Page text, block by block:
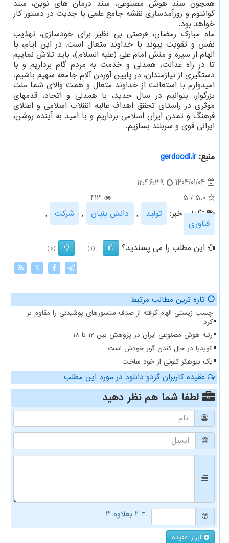
همچون سند هوش مصنوعی، سند درمان های نوین، سند
کوانتوم و روزآمدسازی نقشه جامع علمی با جدیت در دستور کار
خواهد بود.
ماه مبارک رمضان، فرصتی بی نظیر برای خودسازی، تهذیب
نفس و تقویت پیوند با خداوند متعال است. در این ایام، با
الهام از سیره و منش امام علی (علیه السلام)، باید تلاش نماییم
تا در راه عدالت، همدلی و خدمت به مردم گام برداریم و با
دستگیری از نیازمندان، در پایین آوردن آلام جامعه سهیم باشیم.
امیدوارم با استعانت از خداوند متعال و همت والای شما ملت
بزرگوار، بتوانیم در سال جدید، با همدلی و اتحاد، قدمهای
موثری در راستای تحقق اهداف عالیه انقلاب اسلامی و اعتلای
فرهنگ و تمدن ایران اسلامی برداریم و با امید به آینده روشن،
ایرانی قوی و سربلند بسازیم.
منبع:gerdoodl.ir
1404/01/04
12:46:39
5.0
/
5
413
تگهای خبر:
تولید , دانش بنیان , شركت
,
فناوری
این مطلب را می پسندید؟
(1)
(0)
X
تازه ترین مطالب مرتبط
چسب زیستی الهام گرفته از صدف سنسورهای پوشیدنی را مقاوم تر
کرد
رتبه هوش مصنوعی ایران در پژوهش بین 12 تا 18
انویدیا در حال کندن گور خودش است
یک بیوهکر کلونی از خود ساخت
عقیده کاربران گردو دانلود در مورد این مطلب
لطفا شما همنظر دهید
= ۲ بعلاوه ۳
ابراز عقیده